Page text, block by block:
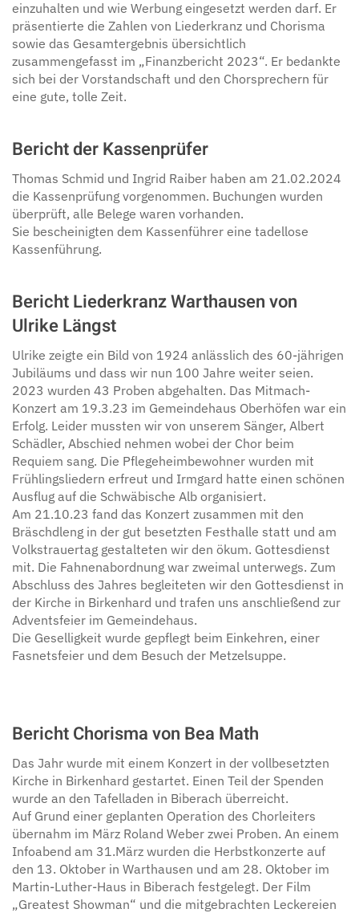
einzuhalten und wie Werbung eingesetzt werden darf. Er
präsentierte die Zahlen von Liederkranz und Chorisma
sowie das Gesamtergebnis übersichtlich
zusammengefasst im „Finanzbericht 2023“. Er bedankte
sich bei der Vorstandschaft und den Chorsprechern für
eine gute, tolle Zeit.
Bericht der Kassenprüfer
Thomas Schmid und Ingrid Raiber haben am 21.02.2024
die Kassenprüfung vorgenommen. Buchungen wurden
überprüft, alle Belege waren vorhanden.
Sie bescheinigten dem Kassenführer eine tadellose
Kassenführung.
Bericht Liederkranz Warthausen von
Ulrike Längst
Ulrike zeigte ein Bild von 1924 anlässlich des 60-jährigen
Jubiläums und dass wir nun 100 Jahre weiter seien.
2023 wurden 43 Proben abgehalten. Das Mitmach-
Konzert am 19.3.23 im Gemeindehaus Oberhöfen war ein
Erfolg. Leider mussten wir von unserem Sänger, Albert
Schädler, Abschied nehmen wobei der Chor beim
Requiem sang. Die Pflegeheimbewohner wurden mit
Frühlingsliedern erfreut und Irmgard hatte einen schönen
Ausflug auf die Schwäbische Alb organisiert.
Am 21.10.23 fand das Konzert zusammen mit den
Bräschdleng in der gut besetzten Festhalle statt und am
Volkstrauertag gestalteten wir den ökum. Gottesdienst
mit. Die Fahnenabordnung war zweimal unterwegs. Zum
Abschluss des Jahres begleiteten wir den Gottesdienst in
der Kirche in Birkenhard und trafen uns anschließend zur
Adventsfeier im Gemeindehaus.
Die Geselligkeit wurde gepflegt beim Einkehren, einer
Fasnetsfeier und dem Besuch der Metzelsuppe.
Bericht Chorisma von Bea Math
Das Jahr wurde mit einem Konzert in der vollbesetzten
Kirche in Birkenhard gestartet. Einen Teil der Spenden
wurde an den Tafelladen in Biberach überreicht.
Auf Grund einer geplanten Operation des Chorleiters
übernahm im März Roland Weber zwei Proben. An einem
Infoabend am 31.März wurden die Herbstkonzerte auf
den 13. Oktober in Warthausen und am 28. Oktober im
Martin-Luther-Haus in Biberach festgelegt. Der Film
„Greatest Showman“ und die mitgebrachten Leckereien